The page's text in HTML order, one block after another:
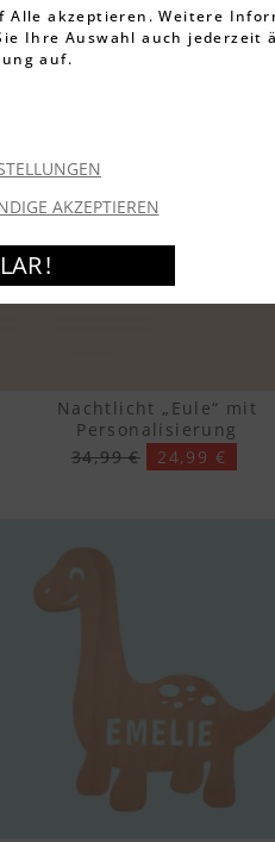
Nachtlicht „Eule“ mit
Personalisierung
34,99 €
24,99 €
Alle akzeptieren. Weitere
Ihre Auswahl auch jederzeit
auf.
AKZEPTIEREN
!